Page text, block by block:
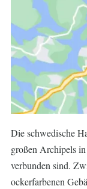
Die schwedische
großen Archipels
verbunden sind.
ockerfarbenen